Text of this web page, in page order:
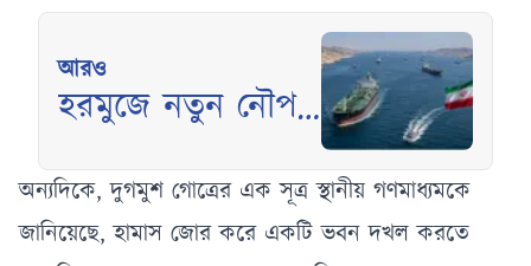
আরও
হরমুজে নতুন নৌপথ
সমঝোতার দ্বারপ্রান্তে
ইরান
অন্যদিকে, দুগমুশ গোত্রের এক সূত্র স্থানীয় গণমাধ্যমকে
জানিয়েছে, হামাস জোর করে একটি ভবন দখল করতে